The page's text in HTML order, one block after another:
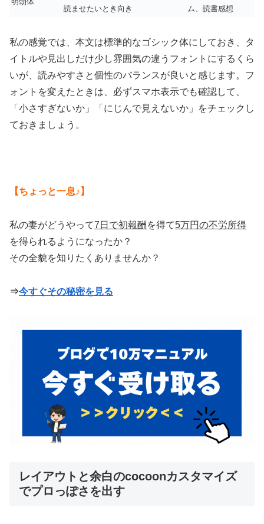
読ませたいとき向き
ム、読書感想
私の感覚では、本文は標準的なゴシック体にしておき、タ
イトルや見出しだけ少し雰囲気の違うフォントにするくら
いが、読みやすさと個性のバランスが良いと感じます。フ
ォントを変えたときは、必ずスマホ表示でも確認して、
「小さすぎないか」「にじんで見えないか」をチェックし
ておきましょう。
【ちょっと一息♪】
私の妻がどうやって7日で初報酬 を得て5万円の不労所得
を得られるようになったか？
その全貌を知りたくありませんか？
⇒今すぐその秘密を見る
レイアウトと余白のcocoonカスタマイズ
でプロっぽさを出す